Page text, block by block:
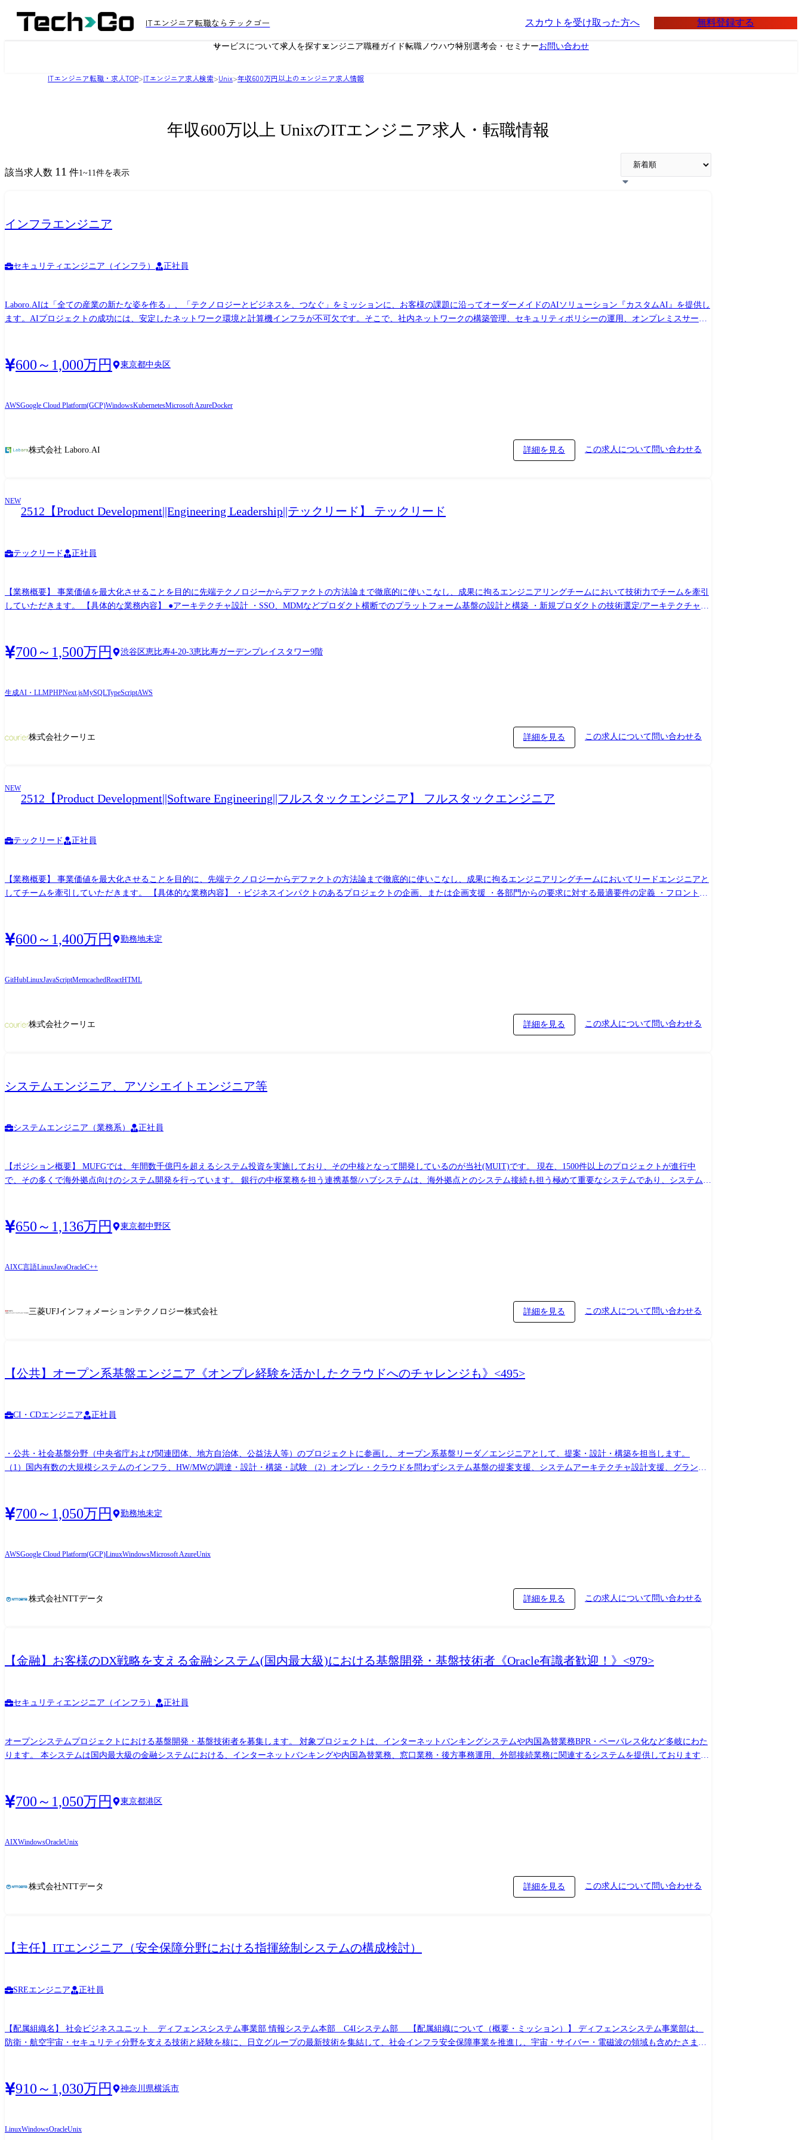
ITエンジニア転職ならテックゴー スカウトを受け取った方へ 無料登録する
サービスについて求人を探すエンジニア職種ガイド転職ノウハウ特別選考会・セミナーお問い合わせ
ITエンジニア転職・求人TOP>ITエンジニア求人検索>Unix>年収600万円以上のエンジニア求人情報
年収600万以上 UnixのITエンジニア求人・転職情報
該当求人数 11 件1~11件を表示
インフラエンジニア
セキュリティエンジニア（インフラ） 正社員
Laboro.AIは「全ての産業の新たな姿を作る」、「テクノロジーとビジネスを、つなぐ」をミッションに、お客様の課題に沿ってオーダーメイドのAIソリューション『カスタムAI』を提供し
ます。AIプロジェクトの成功には、安定したネットワーク環境と計算機インフラが不可欠です。そこで、社内ネットワークの構築管理、セキュリティポリシーの運用、オンプレミスサー
す。弊社の機械学習エンジニアやシステム開発エンジニアと緊密に連携し、オンプレミスのGPUサーバやAWS・GCP・Azureなどのクラウドリソースの管理、セキュリティ対策、情報資産管
理体制の整備を推進していただきます。 ※クラウドインフラはAWSを主軸(全体の約7割)としており、AWSの知見を存分に活かせる環境です。AzureやGoogle Cloudを利用する機会もあり、
レミス(KVM・Kubernetes)のCPU・GPUサーバーに関する業務 - オンプレミス及びクラウドリソースのセキュリティに関する業務 - 社内ネットワーク・VPNに関する業務 ・オンプレミス
600～1,000万円 東京都中央区
AWSGoogle Cloud Platform(GCP)WindowsKubernetesMicrosoft AzureDocker
株式会社 Laboro.AI 詳細を見る この求人について問い合わせる
NEW
2512【Product Development||Engineering Leadership||テックリード】 テックリード
テックリード 正社員
【業務概要】 事業価値を最大化させることを目的に先端テクノロジーからデファクトの方法論まで徹底的に使いこなし、成果に拘るエンジニアリングチームにおいて技術力でチームを牽引
していただきます。 【具体的な業務内容】 ●アーキテクチャ設計 ・SSO、MDMなどプロダクト横断でのプラットフォーム基盤の設計と構築 ・新規プロダクトの技術選定/アーキテクチャ設
ップや、フレームワークの移行の戦略策定と実現 ・事業/業務課題をテクノロジー、手法で解決する提案と実行 ●開発効率/品質向上のための仕組み化 ・エンジニアの業務に関わるあらゆる
オペレーションの自動化、省力化の提案と実現 ・E2E/ユニットテスト等の仕組みの実装/運用を通して開発効率向上に貢献する ・費用対効果の高いリファクタリングや、コーディング規約/
最大化するための技術戦略を描き、実現することがミッションです。アーキテクチャ設計、高難度機能開発、技術課題の解決、開発効率/品質向上のための仕組み化、技術面でのメンバー育
Biztel、クラウドサイン、etc...
700～1,500万円 渋谷区恵比寿4-20-3恵比寿ガーデンプレイスタワー9階
生成AI・LLMPHPNext.jsMySQLTypeScriptAWS
株式会社クーリエ 詳細を見る この求人について問い合わせる
NEW
2512【Product Development||Software Engineering||フルスタックエンジニア】 フルスタックエンジニア
テックリード 正社員
【業務概要】 事業価値を最大化させることを目的に、先端テクノロジーからデファクトの方法論まで徹底的に使いこなし、成果に拘るエンジニアリングチームにおいてリードエンジニアと
してチームを牽引していただきます。 【具体的な業務内容】 ・ビジネスインパクトのあるプロジェクトの企画、または企画支援 ・各部門からの要求に対する最適要件の定義 ・フロントエ
や、コーディング規約/コードレビューチェックリスト等の改善に関連する提案と実現 【ミッション】 テクノロジーの力によって「ヘルスケア領域の生産性向上」や「超高齢社会における
経済活動の活性化」の実現を目指すことがミッションです。事業戦略を理解し、戦略自体への意見や戦術の提案を行いながら、技術力を駆使して事業価値の最大化に貢献していただきま
Organizations、Cloudfront、EC2、Aurora MySQL、Elasticache、その他多数)、GoogleCloud(BigQuery、Firebase、MAP API) ・モニタリング:NewRelic・IaC:Terraform、Docker ・ソース管
600～1,400万円 勤務地未定
GitHubLinuxJavaScriptMemcachedReactHTML
株式会社クーリエ 詳細を見る この求人について問い合わせる
システムエンジニア、アソシエイトエンジニア等
システムエンジニア（業務系） 正社員
【ポジション概要】 MUFGでは、年間数千億円を超えるシステム投資を実施しており、その中核となって開発しているのが当社(MUIT)です。 現在、1500件以上のプロジェクトが進行中
で、その多くで海外拠点向けのシステム開発を行っています。 銀行の中枢業務を担う連携基盤/ハブシステムは、海外拠点とのシステム接続も担う極めて重要なシステムであり、システム間
の上流工程から下流工程(企画・要件定義から、設計、開発、テスト、保守)まで、一気通貫で開発実務及び・プロジェクトマネジメント業務に従事頂きます。 具体的には以下のような業務
を想定しています。 ・システムインターフェスやそれを支えるシステム基盤の基礎検討 ・システム開発の上流工程から下流工程まで一気通貫での開発 ・システム開発におけるプロジェク
関係開発部署とコミュニケーションしながらシステムインターフェースの検討、また開発案件では自部署の案件リーダ/担当者として、委託先ベンダーをコントロールしながら開発案件を推
規模の組織です。 【おもな関係者】 所属組織と業務委託契約を行っているベンダー各社に加え、社内他開発部署、三菱UFJ銀行をはじめとするグループ企業等と広く関わります。トップ・
650～1,136万円 東京都中野区
AIXC言語LinuxJavaOracleC++
三菱UFJインフォメーションテクノロジー株式会社 詳細を見る この求人について問い合わせる
【公共】オープン系基盤エンジニア《オンプレ経験を活かしたクラウドへのチャレンジも》<495>
CI・CDエンジニア 正社員
・公共・社会基盤分野（中央省庁および関連団体、地方自治体、公益法人等）のプロジェクトに参画し、オープン系基盤リーダ／エンジニアとして、提案・設計・構築を担当します。
（1）国内有数の大規模システムのインフラ、HW/MWの調達・設計・構築・試験 （2）オンプレ・クラウドを問わずシステム基盤の提案支援、システムアーキテクチャ設計支援、グランド
門性を提供しつつ、現場プロジェクトからのニーズへ即応することです。約180名の技術者で常時約30プロジェクトを支援していますが、ニーズは高く、総労働時間の削減を進める意味でも
要員拡充が組織的な課題となっています。
700～1,050万円 勤務地未定
AWSGoogle Cloud Platform(GCP)LinuxWindowsMicrosoft AzureUnix
株式会社NTTデータ 詳細を見る この求人について問い合わせる
【金融】お客様のDX戦略を支える金融システム(国内最大級)における基盤開発・基盤技術者《Oracle有識者歓迎！》<979>
セキュリティエンジニア（インフラ） 正社員
オープンシステムプロジェクトにおける基盤開発・基盤技術者を募集します。 対象プロジェクトは、インターネットバンキングシステムや内国為替業務BPR・ペーパレス化など多岐にわた
ります。 本システムは国内最大級の金融システムにおける、インターネットバンキングや内国為替業務、窓口業務・後方事務運用、外部接続業務に関連するシステムを提供しております。
700～1,050万円 東京都港区
AIXWindowsOracleUnix
株式会社NTTデータ 詳細を見る この求人について問い合わせる
【主任】ITエンジニア（安全保障分野における指揮統制システムの構成検討）
SREエンジニア 正社員
【配属組織名】 社会ビジネスユニット ディフェンスシステム事業部 情報システム本部 C4Iシステム部 【配属組織について（概要・ミッション）】 ディフェンスシステム事業部は、
防衛・航空宇宙・セキュリティ分野を支える技術と経験を核に、日立グループの最新技術を集結して、社会インフラ安全保障事業を推進し、宇宙・サイバー・電磁波の領域も含めたさまざ
援します。 【携わる事業・ビジネス・サービス・製品など】 指揮統制システムの提案及び開発事業作戦指揮を的確かつ効率的に遂行するため、各級指揮官の情勢判断、意思決定、命令指示
伝達および情報交換を支援 ※参考URL：https://www.hitachi.co.jp/products/defense/#solution2 【職務概要】 インフラストラクチャー、アプリケーション、データなど、組織全体に及ぶ情報リソ
・ITシステムのインフラに関する構成検討（ハードウェア/ソフトウェアメーカと連携） ・ITシステムのインフラに関する見積（概算見積、契約見積） ・ITシステムの設計/構築/試験に関す
910～1,030万円 神奈川県横浜市
LinuxWindowsOracleUnix